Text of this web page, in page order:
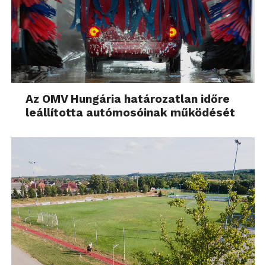
Az OMV Hungária határozatlan időre
leállította autómosóinak működését